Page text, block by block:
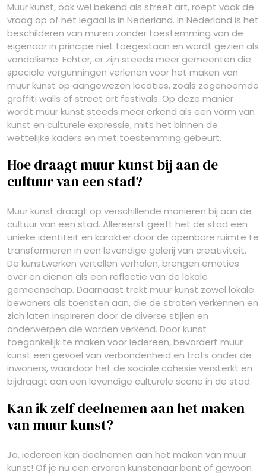
Muur kunst, ook wel bekend als street art, roept vaak de
vraag op of het legaal is in Nederland. In Nederland is het
beschilderen van muren zonder toestemming van de
eigenaar in principe niet toegestaan en wordt gezien als
vandalisme. Echter, er zijn steeds meer gemeenten die
speciale vergunningen verlenen voor het maken van
muur kunst op aangewezen locaties, zoals zogenoemde
graffiti walls of street art festivals. Op deze manier
wordt muur kunst steeds meer erkend als een vorm van
kunst en culturele expressie, mits het binnen de
wettelijke kaders en met toestemming gebeurt.
Hoe draagt muur kunst bij aan de
cultuur van een stad?
Muur kunst draagt op verschillende manieren bij aan de
cultuur van een stad. Allereerst geeft het de stad een
unieke identiteit en karakter door de openbare ruimte te
transformeren in een levendige galerij van creativiteit.
De kunstwerken vertellen verhalen, brengen emoties
over en dienen als een reflectie van de lokale
gemeenschap. Daarnaast trekt muur kunst zowel lokale
bewoners als toeristen aan, die de straten verkennen en
zich laten inspireren door de diverse stijlen en
onderwerpen die worden verkend. Door kunst
toegankelijk te maken voor iedereen, bevordert muur
kunst een gevoel van verbondenheid en trots onder de
inwoners, waardoor het de sociale cohesie versterkt en
bijdraagt aan een levendige culturele scene in de stad.
Kan ik zelf deelnemen aan het maken
van muur kunst?
Ja, iedereen kan deelnemen aan het maken van muur
kunst! Of je nu een ervaren kunstenaar bent of gewoon